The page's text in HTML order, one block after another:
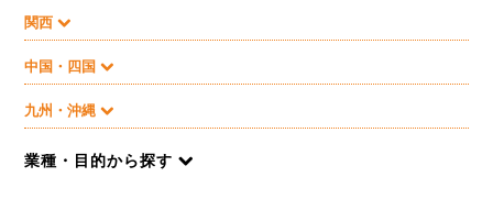
関西
中国・四国
九州・沖縄
業種・目的から探す